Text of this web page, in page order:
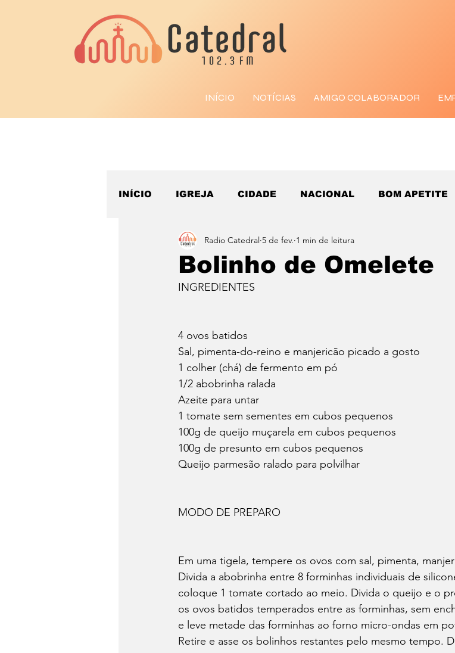
INÍCIO NOTÍCIAS AMIGO COLABORADOR
INÍCIO IGREJA CIDADE NACIONAL BOM APETITE
ESPORTE
Bolinho de Omelete
Radio Catedral 5 de fev. 1 min de leitura
INGREDIENTES
4 ovos batidos
Sal, pimenta-do-reino e manjericão picado a gosto
1 colher (chá) de fermento em pó
1/2 abobrinha ralada
Azeite para untar
1 tomate sem sementes em cubos pequenos
100g de queijo muçarela em cubos pequenos
100g de presunto em cubos pequenos
Queijo parmesão ralado para polvilhar
MODO DE PREPARO
Em uma tigela, tempere os ovos com sal, pimenta,
Divida a abobrinha entre 8 forminhas individuais de
coloque 1 tomate cortado ao meio. Divida o queijo e o
os ovos batidos temperados entre as forminhas, sem
e leve metade das forminhas ao forno micro-ondas em
Retire e asse os bolinhos restantes pelo mesmo tempo.